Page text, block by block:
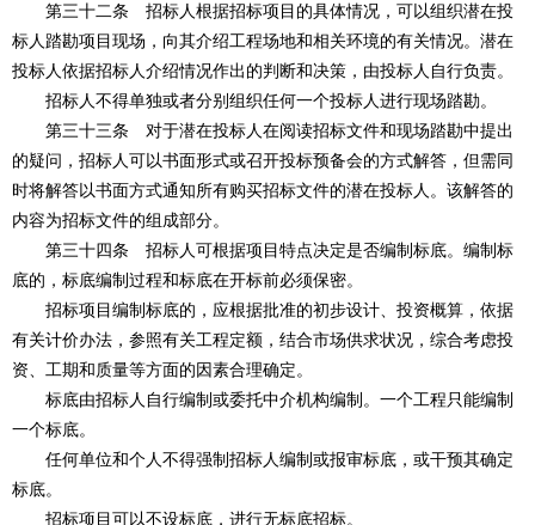
第三十二条 招标人根据招标项目的具体情况，可以组织潜在投
标人踏勘项目现场，向其介绍工程场地和相关环境的有关情况。潜在
投标人依据招标人介绍情况作出的判断和决策，由投标人自行负责。
招标人不得单独或者分别组织任何一个投标人进行现场踏勘。
第三十三条 对于潜在投标人在阅读招标文件和现场踏勘中提出
的疑问，招标人可以书面形式或召开投标预备会的方式解答，但需同
时将解答以书面方式通知所有购买招标文件的潜在投标人。该解答的
内容为招标文件的组成部分。
第三十四条 招标人可根据项目特点决定是否编制标底。编制标
底的，标底编制过程和标底在开标前必须保密。
招标项目编制标底的，应根据批准的初步设计、投资概算，依据
有关计价办法，参照有关工程定额，结合市场供求状况，综合考虑投
资、工期和质量等方面的因素合理确定。
标底由招标人自行编制或委托中介机构编制。一个工程只能编制
一个标底。
任何单位和个人不得强制招标人编制或报审标底，或干预其确定
标底。
招标项目可以不设标底，进行无标底招标。